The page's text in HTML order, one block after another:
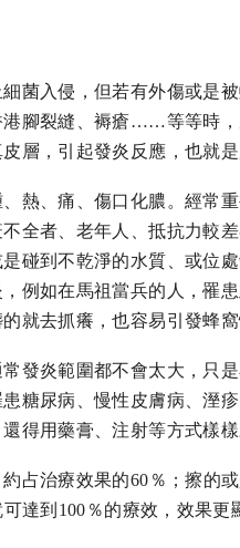
菌入侵，但若有外傷或是
港腳裂縫、褥瘡……等等時
層，引起發炎反應，也就
熱、痛、傷口化膿。經常
全者、老年人、抵抗力較
碰到不乾淨的水質、或位
例如在馬祖當兵的人，罹
就去抓癢，也容易引發蜂窩
發炎範圍都不會太大，只
糖尿病、慢性皮膚病、溼
得用藥膏、注射等方式樣
占治療效果的60％；擦的
達到100％的療效，效果更